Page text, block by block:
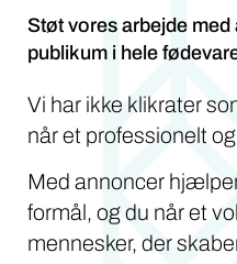
Støt vores arbejde med
Vi har ikke klikrater
når et professionelt
Med annoncer hjælper
formål, og du når et